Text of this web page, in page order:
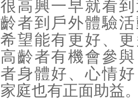
很高興一早就看
齡者到戶外體驗
希望能有更好、
高齡者有機會參
者身體好、心情
家庭也有正面助益